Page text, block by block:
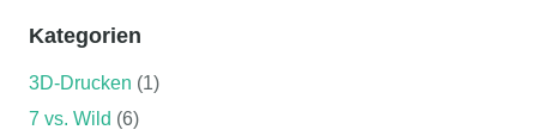
Kategorien
3D-Drucken (1)
7 vs. Wild (6)